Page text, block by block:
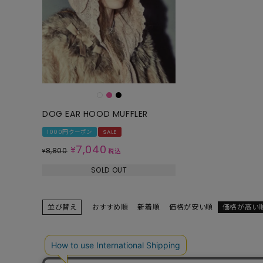
DOG EAR HOOD MUFFLER
1000円クーポン SALE
¥8,800 ¥7,040 税込
SOLD OUT
並び替え おすすめ順 新着順 価格が安い順 価格が高い